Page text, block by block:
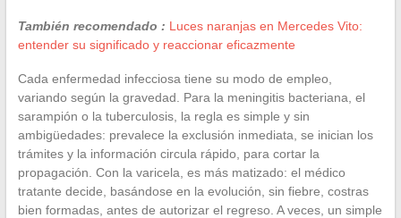
También recomendado : Luces naranjas en Mercedes Vito:
entender su significado y reaccionar eficazmente
Cada enfermedad infecciosa tiene su modo de empleo,
variando según la gravedad. Para la meningitis bacteriana, el
sarampión o la tuberculosis, la regla es simple y sin
ambigüedades: prevalece la exclusión inmediata, se inician los
trámites y la información circula rápido, para cortar la
propagación. Con la varicela, es más matizado: el médico
tratante decide, basándose en la evolución, sin fiebre, costras
bien formadas, antes de autorizar el regreso. A veces, un simple